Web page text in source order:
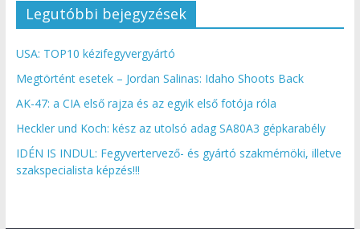
Legutóbbi bejegyzések
USA: TOP10 kézifegyvergyártó
Megtörtént esetek – Jordan Salinas: Idaho Shoots Back
AK-47: a CIA első rajza és az egyik első fotója róla
Heckler und Koch: kész az utolsó adag SA80A3 gépkarabély
IDÉN IS INDUL: Fegyvertervező- és gyártó szakmérnöki, illetve
szakspecialista képzés!!!